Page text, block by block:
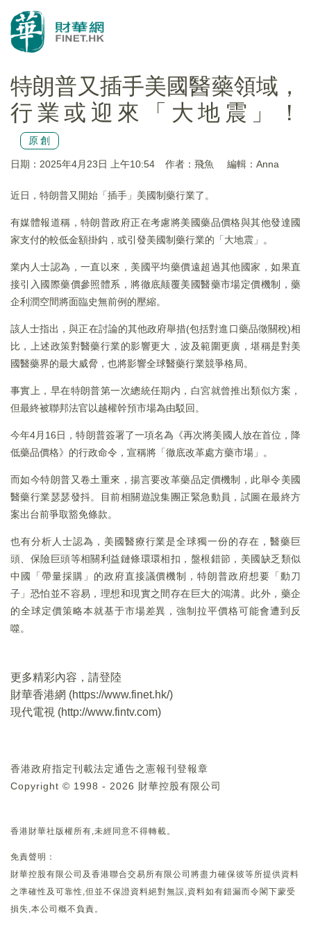
特朗普又插手美國醫藥領域，
行業或迎來「大地震」！
原創
日期：2025年4月23日 上午10:54 作者：飛魚 編輯：Anna
近日，特朗普又開始「插手」美國制藥行業了。
有媒體報道稱，特朗普政府正在考慮將美國藥品價格與其他發達國
家支付的較低金額掛鈎，或引發美國制藥行業的「大地震」。
業内人士認為，一直以來，美國平均藥價遠超過其他國家，如果直
接引入國際藥價參照體系，將徹底颠覆美國醫藥市場定價機制，藥
企利潤空間將面臨史無前例的壓縮。
該人士指出，與正在討論的其他政府舉措(包括對進口藥品徵關稅)相
比，上述政策對醫藥行業的影響更大，波及範圍更廣，堪稱是對美
國醫藥界的最大威脅，也將影響全球醫藥行業競爭格局。
事實上，早在特朗普第一次總統任期内，白宮就曾推出類似方案，
但最終被聯邦法官以越權幹預市場為由駁回。
今年4月16日，特朗普簽署了一項名為《再次將美國人放在首位，降
低藥品價格》的行政命令，宣稱將「徹底改革處方藥市場」。
而如今特朗普又卷土重來，揚言要改革藥品定價機制，此舉令美國
醫藥行業瑟瑟發抖。目前相關遊說集團正緊急動員，試圖在最終方
案出台前爭取豁免條款。
也有分析人士認為，美國醫療行業是全球獨一份的存在，醫藥巨
頭、保險巨頭等相關利益鏈條環環相扣，盤根錯節，美國缺乏類似
中國「帶量採購」的政府直接議價機制，特朗普政府想要「動刀
子」恐怕並不容易，理想和現實之間存在巨大的鴻溝。此外，藥企
的全球定價策略本就基于市場差異，強制拉平價格可能會遭到反
噬。
更多精彩內容，請登陸
財華香港網 (https://www.finet.hk/)
現代電視 (http://www.fintv.com)
香港政府指定刊載法定通告之憲報刊登報章
Copyright © 1998 - 2026 財華控股有限公司
香港財華社版權所有,未經同意不得轉載。
免責聲明：
財華控股有限公司及香港聯合交易所有限公司將盡力確保彼等所提供資料
之準確性及可靠性,但並不保證資料絕對無誤,資料如有錯漏而令閣下蒙受
損失,本公司概不負責。